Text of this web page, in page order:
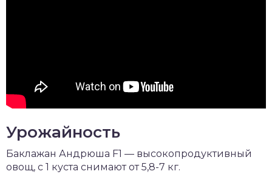
Урожайность
Баклажан Андрюша F1 — высокопродуктивный
овощ, с 1 куста снимают от 5,8-7 кг.